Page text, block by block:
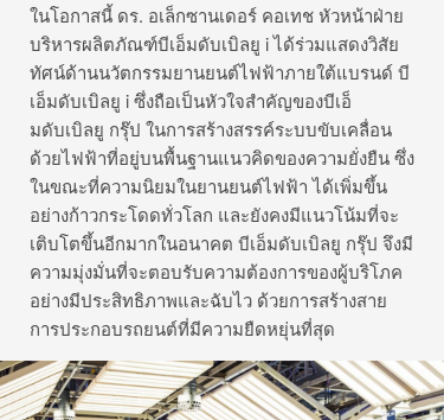
ในโอกาสนี้ ดร. อเล็กซานเดอร์ คอเทช หัวหน้าฝ่าย
บริหารผลิตภัณฑ์บีเอ็มดับเบิลยู i ได้ร่วมแสดงวิสัย
ทัศน์ด้านนวัตกรรมยานยนต์ไฟฟ้าภายใต้แบรนด์ บี
เอ็มดับเบิลยู i ซึ่งถือเป็นหัวใจสำคัญของบีเอ็
มดับเบิลยู กรุ๊ป ในการสร้างสรรค์ระบบขับเคลื่อน
ด้วยไฟฟ้าที่อยู่บนพื้นฐานแนวคิดของความยั่งยืน ซึ่ง
ในขณะที่ความนิยมในยานยนต์ไฟฟ้า ได้เพิ่มขึ้น
อย่างก้าวกระโดดทั่วโลก และยังคงมีแนวโน้มที่จะ
เติบโตขึ้นอีกมากในอนาคต บีเอ็มดับเบิลยู กรุ๊ป จึงมี
ความมุ่งมั่นที่จะตอบรับความต้องการของผู้บริโภค
อย่างมีประสิทธิภาพและฉับไว ด้วยการสร้างสาย
การประกอบรถยนต์ที่มีความยืดหยุ่นที่สุด